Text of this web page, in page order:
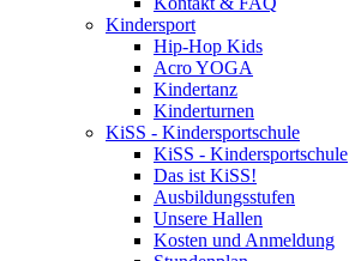
Kindersport
Hip-Hop Kids
Acro YOGA
Kindertanz
Kinderturnen
KiSS - Kindersportschule
KiSS - Kindersportschule
Das ist KiSS!
Ausbildungsstufen
Unsere Hallen
Kosten und Anmeldung